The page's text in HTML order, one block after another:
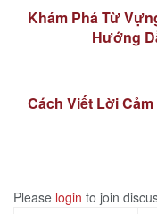
Khám Phá Từ
Hướng
Cách Viết Lời
Please login to join